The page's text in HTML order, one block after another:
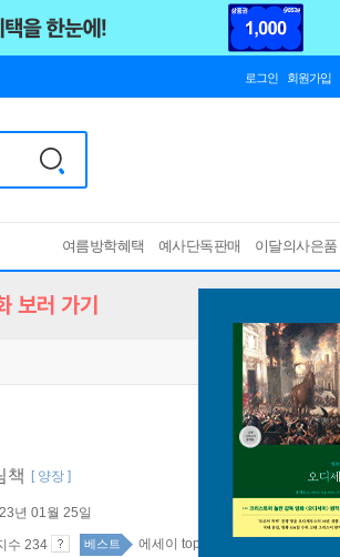
로그인 회원가입
여름방학혜택 예사단독판매 이달의사은품
보러 가기
책 [ 양장 ]
년 01월 25일
수 234 베스트 에세이 top100 2주